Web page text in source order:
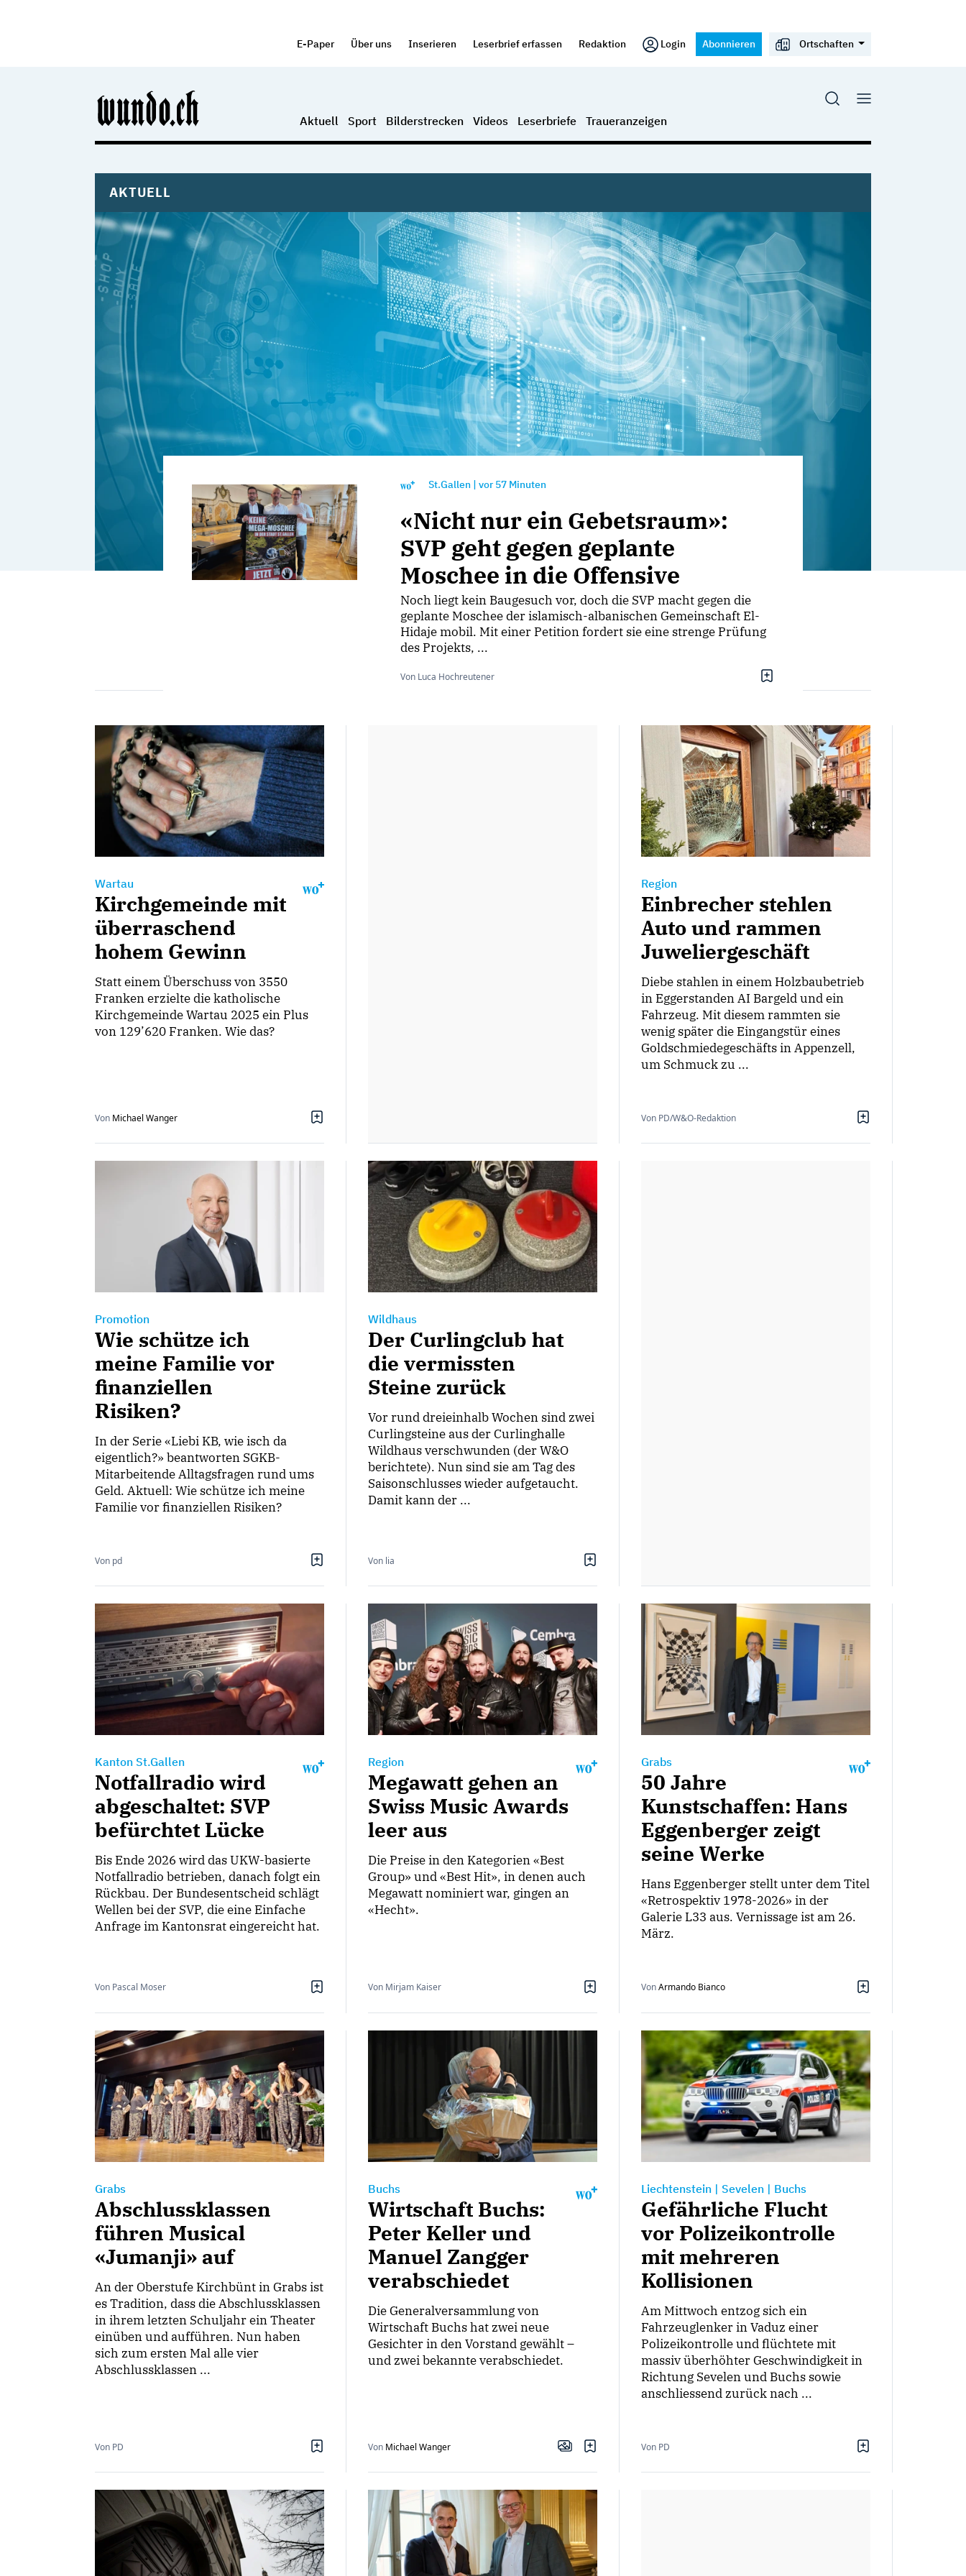
E-Paper Über uns Inserieren Leserbrief erfassen Redaktion Login Abonnieren Ortschaften
Aktuell Sport Bilderstrecken Videos Leserbriefe Traueranzeigen
AKTUELL
St.Gallen | vor57 Minuten
«Nicht nur ein Gebetsraum»:
SVP geht gegen geplante
Moschee in die Offensive
Noch liegt kein Baugesuch vor, doch die SVP macht gegen die
geplante Moschee der islamisch-albanischen Gemeinschaft El-
Hidaje mobil. Mit einer Petition fordert sie eine strenge Prüfung
des Projekts, ...
Von Luca Hochreutener
Wartau
Kirchgemeinde mit
überraschend
hohem Gewinn
Statt einem Überschuss von 3550
Franken erzielte die katholische
Kirchgemeinde Wartau 2025 ein Plus
von 129’620 Franken. Wie das?
Von Michael Wanger
Region
Einbrecher stehlen
Auto und rammen
Juweliergeschäft
Diebe stahlen in einem Holzbaubetrieb
in Eggerstanden AI Bargeld und ein
Fahrzeug. Mit diesem rammten sie
wenig später die Eingangstür eines
Goldschmiedegeschäfts in Appenzell,
um Schmuck zu ...
Von PD/W&O-Redaktion
Promotion
Wie schütze ich
meine Familie vor
finanziellen
Risiken?
In der Serie «Liebi KB, wie isch da
eigentlich?» beantworten SGKB-
Mitarbeitende Alltagsfragen rund ums
Geld. Aktuell: Wie schütze ich meine
Familie vor finanziellen Risiken?
Von pd
Wildhaus
Der Curlingclub hat
die vermissten
Steine zurück
Vor rund dreieinhalb Wochen sind zwei
Curlingsteine aus der Curlinghalle
Wildhaus verschwunden (der W&O
berichtete). Nun sind sie am Tag des
Saisonschlusses wieder aufgetaucht.
Damit kann der ...
Von lia
Kanton St.Gallen
Notfallradio wird
abgeschaltet: SVP
befürchtet Lücke
Bis Ende 2026 wird das UKW-basierte
Notfallradio betrieben, danach folgt ein
Rückbau. Der Bundesentscheid schlägt
Wellen bei der SVP, die eine Einfache
Anfrage im Kantonsrat eingereicht hat.
Von Pascal Moser
Region
Megawatt gehen an
Swiss Music Awards
leer aus
Die Preise in den Kategorien «Best
Group» und «Best Hit», in denen auch
Megawatt nominiert war, gingen an
«Hecht».
Von Mirjam Kaiser
Grabs
50 Jahre
Kunstschaffen: Hans
Eggenberger zeigt
seine Werke
Hans Eggenberger stellt unter dem Titel
«Retrospektiv 1978-2026» in der
Galerie L33 aus. Vernissage ist am 26.
März.
VonArmando Bianco
Grabs
Abschlussklassen
führen Musical
«Jumanji» auf
An der Oberstufe Kirchbünt in Grabs ist
es Tradition, dass die Abschlussklassen
in ihrem letzten Schuljahr ein Theater
einüben und aufführen. Nun haben
sich zum ersten Mal alle vier
Abschlussklassen ...
Von PD
Buchs
Wirtschaft Buchs:
Peter Keller und
Manuel Zangger
verabschiedet
Die Generalversammlung von
Wirtschaft Buchs hat zwei neue
Gesichter in den Vorstand gewählt –
und zwei bekannte verabschiedet.
Von Michael Wanger
Liechtenstein | Sevelen | Buchs
Gefährliche Flucht
vor Polizeikontrolle
mit mehreren
Kollisionen
Am Mittwoch entzog sich ein
Fahrzeuglenker in Vaduz einer
Polizeikontrolle und flüchtete mit
massiv überhöhter Geschwindigkeit in
Richtung Sevelen und Buchs sowie
anschliessend zurück nach ...
Von PD